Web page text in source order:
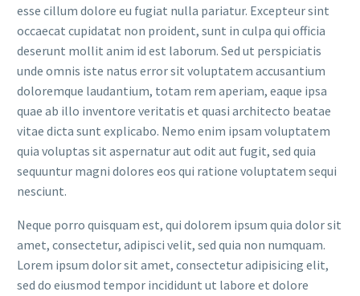
esse cillum dolore eu fugiat nulla pariatur. Excepteur sint
occaecat cupidatat non proident, sunt in culpa qui officia
deserunt mollit anim id est laborum. Sed ut perspiciatis
unde omnis iste natus error sit voluptatem accusantium
doloremque laudantium, totam rem aperiam, eaque ipsa
quae ab illo inventore veritatis et quasi architecto beatae
vitae dicta sunt explicabo. Nemo enim ipsam voluptatem
quia voluptas sit aspernatur aut odit aut fugit, sed quia
sequuntur magni dolores eos qui ratione voluptatem sequi
nesciunt.
Neque porro quisquam est, qui dolorem ipsum quia dolor sit
amet, consectetur, adipisci velit, sed quia non numquam.
Lorem ipsum dolor sit amet, consectetur adipisicing elit,
sed do eiusmod tempor incididunt ut labore et dolore